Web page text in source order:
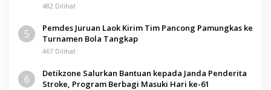
482 Dilihat
5
Pemdes Juruan Laok Kirim Tim Pancong Pamungkas ke
Turnamen Bola Tangkap
467 Dilihat
6
Detikzone Salurkan Bantuan kepada Janda Penderita
Stroke, Program Berbagi Masuki Hari ke-61